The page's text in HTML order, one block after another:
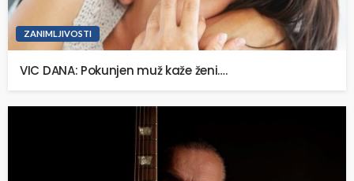
ZANIMLJIVOSTI
VIC DANA: Pokunjen muž kaže ženi….